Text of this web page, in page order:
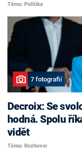
Téma: Politika
7 fotografií
Decroix: Se
hodná. Spolu
vidět
Téma: Rozhovor